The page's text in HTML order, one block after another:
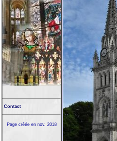
Contact
Page créée en nov. 2018